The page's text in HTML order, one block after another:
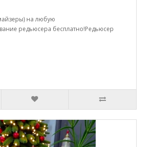
на любую
редьюсера бесплатно!Редьюсер